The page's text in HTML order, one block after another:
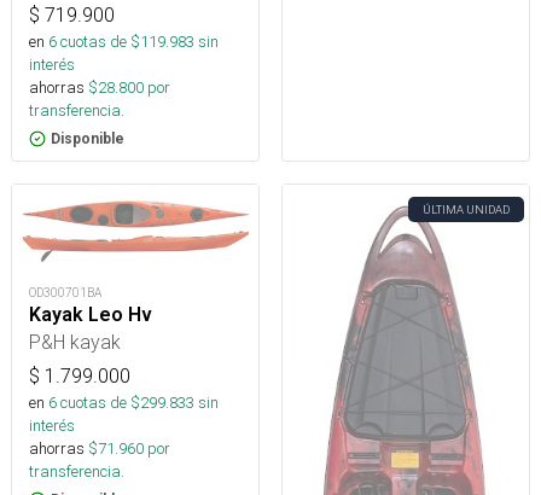
$ 719.900
en 6cuotas de $119.983 sin
interés
ahorras $28.800 por
transferencia.
Disponible
OD300701BA
Kayak Leo Hv
P&H kayak
$ 1.799.000
en 6cuotas de $299.833 sin
interés
ahorras $71.960 por
transferencia.
ÚLTIMA UNIDAD